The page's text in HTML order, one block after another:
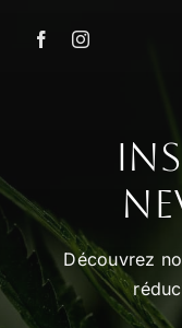
Découvrez